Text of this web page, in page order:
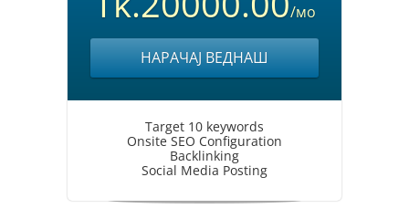
/мо
НАРАЧАЈ ВЕДНАШ
Target 10 keywords
Onsite SEO Configuration
Backlinking
Social Media Posting